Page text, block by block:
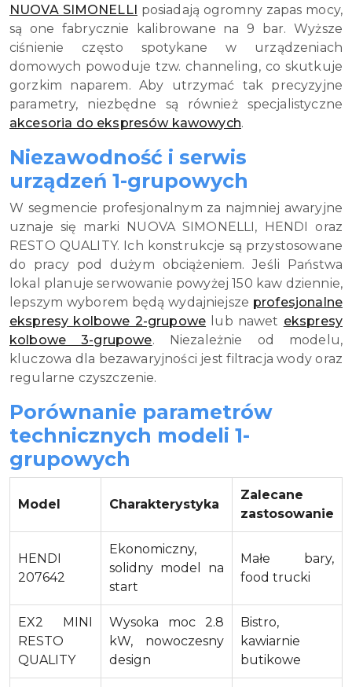
NUOVA SIMONELLI posiadają ogromny zapas mocy,
są one fabrycznie kalibrowane na 9 bar. Wyższe
ciśnienie często spotykane w urządzeniach
domowych powoduje tzw. channeling, co skutkuje
gorzkim naparem. Aby utrzymać tak precyzyjne
parametry, niezbędne są również specjalistyczne
akcesoria do ekspresów kawowych.
Niezawodność i serwis
urządzeń 1-grupowych
W segmencie profesjonalnym za najmniej awaryjne
uznaje się marki NUOVA SIMONELLI, HENDI oraz
RESTO QUALITY. Ich konstrukcje są przystosowane
do pracy pod dużym obciążeniem. Jeśli Państwa
lokal planuje serwowanie powyżej 150 kaw dziennie,
lepszym wyborem będą wydajniejsze profesjonalne
ekspresy kolbowe 2-grupowe lub nawet ekspresy
kolbowe 3-grupowe. Niezależnie od modelu,
kluczowa dla bezawaryjności jest filtracja wody oraz
regularne czyszczenie.
Porównanie parametrów
technicznych modeli 1-
grupowych
Model Charakterystyka
Zalecane
zastosowanie
HENDI
207642
Ekonomiczny,
solidny model na
start
Małe bary,
food trucki
EX2 MINI
RESTO
QUALITY
Wysoka moc 2.8
kW, nowoczesny
design
Bistro,
kawiarnie
butikowe